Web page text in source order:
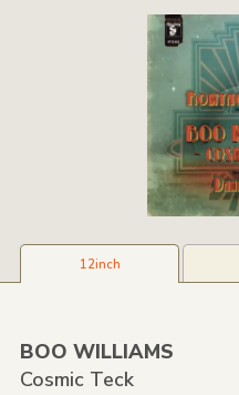
12inch
BOO WILLIAMS
Cosmic Teck